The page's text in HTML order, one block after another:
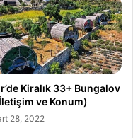
Kiralık 33+ Bungalov
ve Konum)
28, 2022